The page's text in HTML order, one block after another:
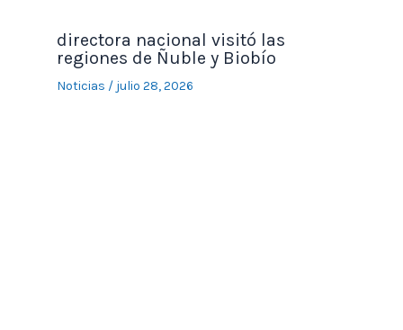
directora nacional visitó las
regiones de Ñuble y Biobío
Noticias / julio 28, 2026